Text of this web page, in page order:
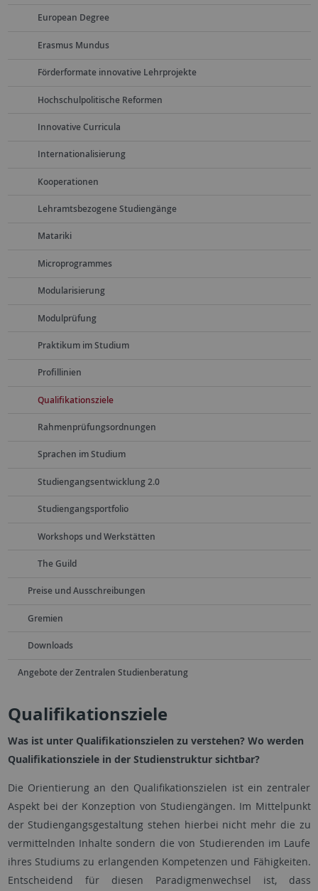
European Degree
Erasmus Mundus
Förderformate innovative Lehrprojekte
Hochschulpolitische Reformen
Innovative Curricula
Internationalisierung
Kooperationen
Lehramtsbezogene Studiengänge
Matariki
Microprogrammes
Modularisierung
Modulprüfung
Praktikum im Studium
Profillinien
Qualifikationsziele
Rahmenprüfungsordnungen
Sprachen im Studium
Studiengangsentwicklung 2.0
Studiengangsportfolio
Workshops und Werkstätten
The Guild
Preise und Ausschreibungen
Gremien
Downloads
Angebote der Zentralen Studienberatung
Qualifikationsziele
Was ist unter Qualifikationszielen zu verstehen? Wo werden
Qualifikationsziele in der Studienstruktur sichtbar?
Die Orientierung an den Qualifikationszielen ist ein zentraler
Aspekt bei der Konzeption von Studiengängen. Im Mittelpunkt
der Studiengangsgestaltung stehen hierbei nicht mehr die zu
vermittelnden Inhalte sondern die von Studierenden im Laufe
ihres Studiums zu erlangenden Kompetenzen und Fähigkeiten.
Entscheidend für diesen Paradigmenwechsel ist, dass